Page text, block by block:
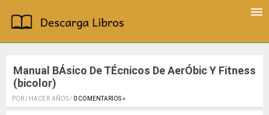
Manual BÁsico De TÉcnicos De AerÓbic Y Fitness
(bicolor)
POR / HACE 8 AÑOS / 0 COMENTARIOS ».